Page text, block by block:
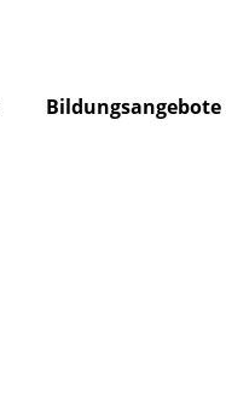
Bildungsangebote